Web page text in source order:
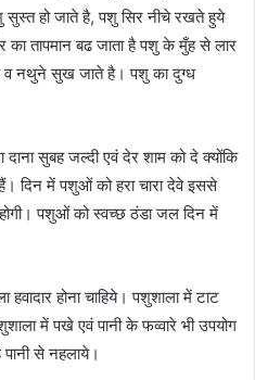
सुस्त हो जाते है, पशु सिर नीचे रखते हुये
तापमान बढ जाता है पशु के मुँह से लार
व नथुने सुख जाते है। पशु का दुग्ध
सुबह जल्दी एवं देर शाम को दे क्योंकि
दिन में पशुओं को हरा चारा देवे इससे
पशुओं को स्वच्छ ठंडा जल दिन में
होना चाहिये। पशुशाला में टाट
में पखे एवं पानी के फव्वारे भी उपयोग
से नहलाये।